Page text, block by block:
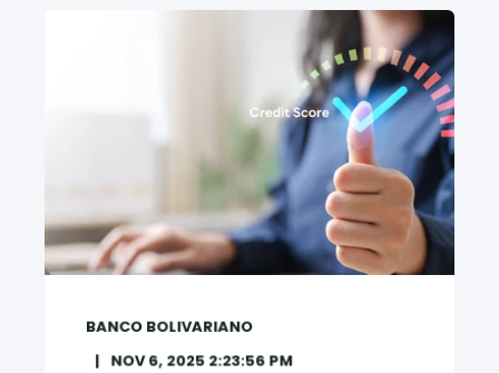
BANCO BOLIVARIANO
NOV 6, 2025 2:23:56 PM